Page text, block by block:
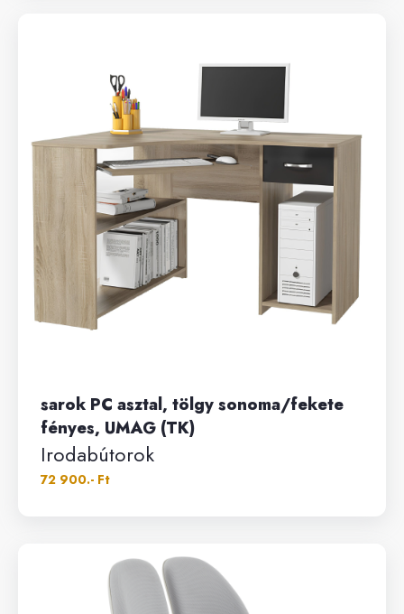
sarok PC asztal, tölgy sonoma/fekete
fényes, UMAG (TK)
Irodabútorok
72 900.- Ft